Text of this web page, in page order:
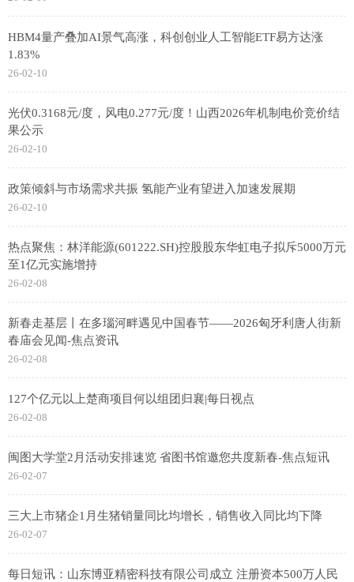
HBM4量产叠加AI景气高涨，科创创业人工智能ETF易方达涨
1.83%
26-02-10
光伏0.3168元/度，风电0.277元/度！山西2026年机制电价竞价结
果公示
26-02-10
政策倾斜与市场需求共振 氢能产业有望进入加速发展期
26-02-10
热点聚焦：林洋能源(601222.SH)控股股东华虹电子拟斥5000万元
至1亿元实施增持
26-02-08
新春走基层丨在多瑙河畔遇见中国春节——2026匈牙利唐人街新
春庙会见闻-焦点资讯
26-02-08
127个亿元以上楚商项目何以组团归襄|每日视点
26-02-08
闽图大学堂2月活动安排速览 省图书馆邀您共度新春-焦点短讯
26-02-07
三大上市猪企1月生猪销量同比均增长，销售收入同比均下降
26-02-07
每日短讯：山东博亚精密科技有限公司成立 注册资本500万人民